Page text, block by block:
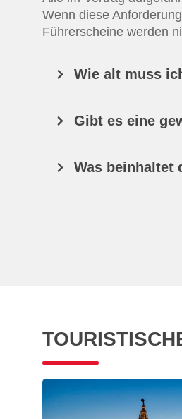
Wenn diese
Führerscheine werden
Wie alt muss
Gibt es eine
Was beinhaltet